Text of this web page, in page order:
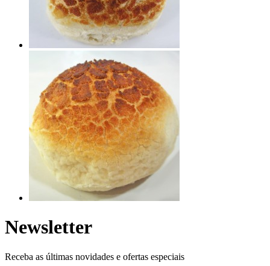
Newsletter
Receba as últimas novidades e ofertas especiais